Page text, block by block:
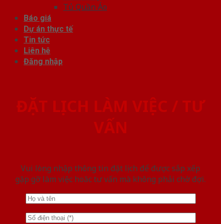
Tủ Quần Áo
Báo giá
Dự án thực tế
Tin tức
Liên hệ
Đăng nhập
ĐẶT LỊCH LÀM VIỆC / TƯ
VẤN
Vui lòng nhập thông tin đặt lịch để được sắp xếp
gặp gỡ làm việc hoăc tư vấn mà không phải chờ đợi.